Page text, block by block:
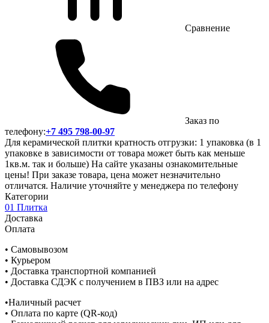
Сравнение
Заказ по
телефону:+7 495 798-00-97
Для керамической плитки кратность отгрузки: 1 упаковка (в 1
упаковке в зависимости от товара может быть как меньше
1кв.м. так и больше) На сайте указаны ознакомительные
цены! При заказе товара, цена может незначительно
отличатся. Наличие уточняйте у менеджера по телефону
Категории
01 Плитка
Доставка
Оплата
• Самовывозом
• Курьером
• Доставка транспортной компанией
• Доставка СДЭК с получением в ПВЗ или на адрес
•Наличный расчет
• Оплата по карте (QR-код)